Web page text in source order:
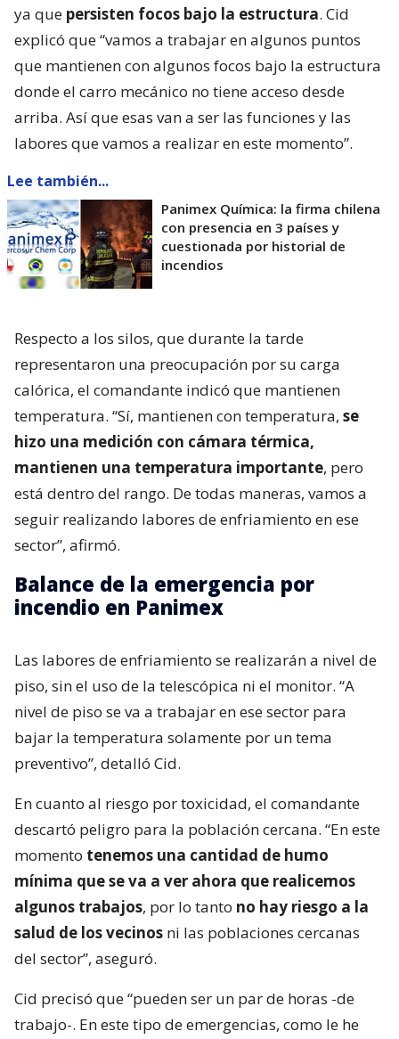
ya que persisten focos bajo la estructura. Cid
explicó que “vamos a trabajar en algunos puntos
que mantienen con algunos focos bajo la estructura
donde el carro mecánico no tiene acceso desde
arriba. Así que esas van a ser las funciones y las
labores que vamos a realizar en este momento”.
Lee también...
Panimex Química: la firma chilena
con presencia en 3 países y
cuestionada por historial de
incendios
Respecto a los silos, que durante la tarde
representaron una preocupación por su carga
calórica, el comandante indicó que mantienen
temperatura. “Sí, mantienen con temperatura, se
hizo una medición con cámara térmica,
mantienen una temperatura importante, pero
está dentro del rango. De todas maneras, vamos a
seguir realizando labores de enfriamiento en ese
sector”, afirmó.
Balance de la emergencia por
incendio en Panimex
Las labores de enfriamiento se realizarán a nivel de
piso, sin el uso de la telescópica ni el monitor. “A
nivel de piso se va a trabajar en ese sector para
bajar la temperatura solamente por un tema
preventivo”, detalló Cid.
En cuanto al riesgo por toxicidad, el comandante
descartó peligro para la población cercana. “En este
momento tenemos una cantidad de humo
mínima que se va a ver ahora que realicemos
algunos trabajos, por lo tanto no hay riesgo a la
salud de los vecinos ni las poblaciones cercanas
del sector”, aseguró.
Cid precisó que “pueden ser un par de horas -de
trabajo-. En este tipo de emergencias, como le he